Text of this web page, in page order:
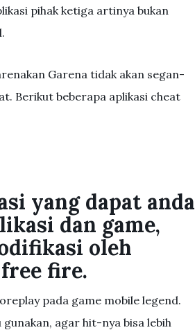
pihak ketiga artinya bukan
Garena tidak akan segan-
Berikut beberapa aplikasi cheat
yang dapat anda
dan game,
oleh
fire.
pada game mobile legend.
agar hit-nya bisa lebih